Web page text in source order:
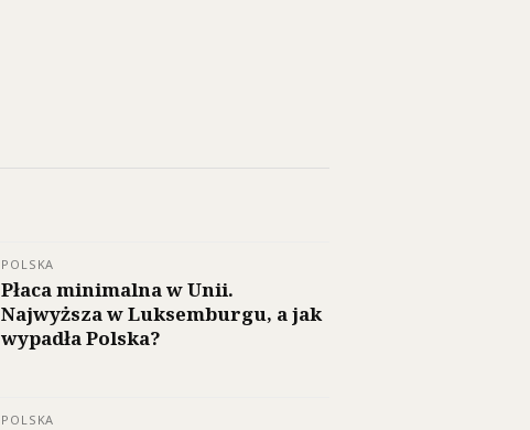
POLSKA
Płaca minimalna w Unii.
Najwyższa w Luksemburgu, a jak
wypadła Polska?
POLSKA